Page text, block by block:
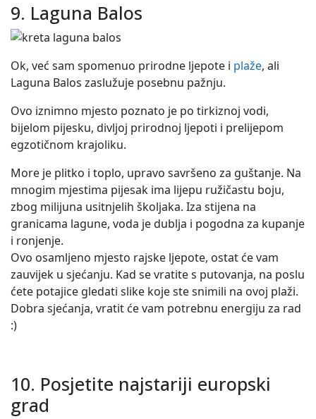
9. Laguna Balos
Ok, već sam spomenuo prirodne ljepote i plaže, ali
Laguna Balos zaslužuje posebnu pažnju.
Ovo iznimno mjesto poznato je po tirkiznoj vodi,
bijelom pijesku, divljoj prirodnoj ljepoti i prelijepom
egzotičnom krajoliku.
More je plitko i toplo, upravo savršeno za guštanje. Na
mnogim mjestima pijesak ima lijepu ružičastu boju,
zbog milijuna usitnjelih školjaka. Iza stijena na
granicama lagune, voda je dublja i pogodna za kupanje
i ronjenje.
Ovo osamljeno mjesto rajske ljepote, ostat će vam
zauvijek u sjećanju. Kad se vratite s putovanja, na poslu
ćete potajice gledati slike koje ste snimili na ovoj plaži.
Dobra sjećanja, vratit će vam potrebnu energiju za rad
:)
10. Posjetite najstariji europski
grad